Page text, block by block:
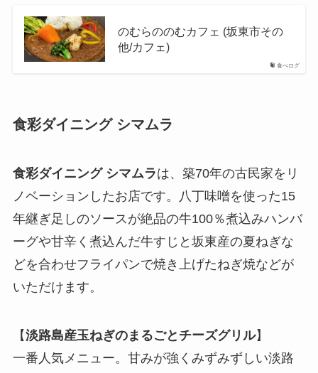
食べログ
のむらののむカフェ (坂東市その
他/カフェ)
食彩ダイニング シマムラ
食彩ダイニング シマムラは、築70年の古民家をリ
ノベーションしたお店です。八丁味噌を使った15
年継ぎ足しのソースが絶品の牛100％煮込みハンバ
ーグや甘辛く煮込んだ牛すじと坂東産の夏ねぎな
どを合わせフライパンで焼き上げたねぎ焼などが
いただけます。
【淡路島産玉ねぎのまるごとチーズグリル】
一番人気メニュー。甘みが強くみずみずしい淡路